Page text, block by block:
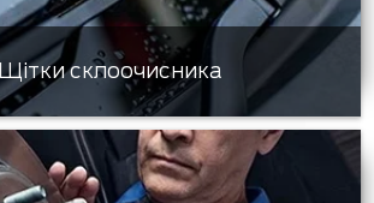
Щітки склоочисника